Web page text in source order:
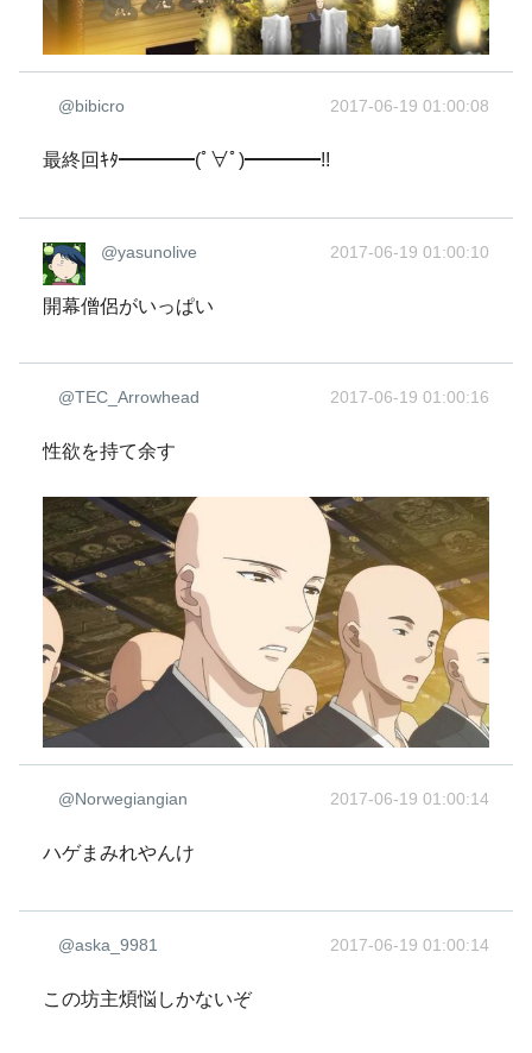
@bibicro 2017-06-19 01:00:08
最終回ｷﾀ━━━━(ﾟ∀ﾟ)━━━━!!
@yasunolive 2017-06-19 01:00:10
開幕僧侶がいっぱい
@TEC_Arrowhead 2017-06-19 01:00:16
性欲を持て余す
@Norwegiangian 2017-06-19 01:00:14
ハゲまみれやんけ
@aska_9981 2017-06-19 01:00:14
この坊主煩悩しかないぞ